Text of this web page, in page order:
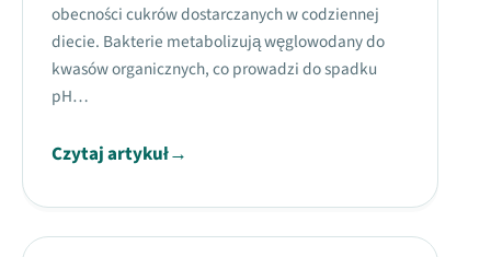
obecności cukrów dostarczanych w codziennej
diecie. Bakterie metabolizują węglowodany do
kwasów organicznych, co prowadzi do spadku
pH…
Czytaj artykuł→